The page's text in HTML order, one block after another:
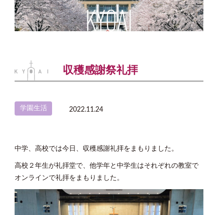
収穫感謝祭礼拝
学園生活 2022.11.24
中学、高校では今日、収穫感謝礼拝をまもりました。
高校２年生が礼拝堂で、他学年と中学生はそれぞれの教室で
オンラインで礼拝をまもりました。